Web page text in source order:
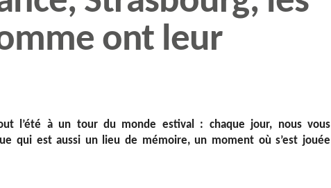
ont leur
l’été à un tour du monde estival : chaque jour, nous vous
qui est aussi un lieu de mémoire, un moment où s’est jouée